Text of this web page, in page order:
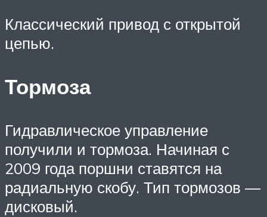
Классический привод с открытой
цепью.
Тормоза
Гидравлическое управление
получили и тормоза. Начиная с
2009 года поршни ставятся на
радиальную скобу. Тип тормозов —
дисковый.